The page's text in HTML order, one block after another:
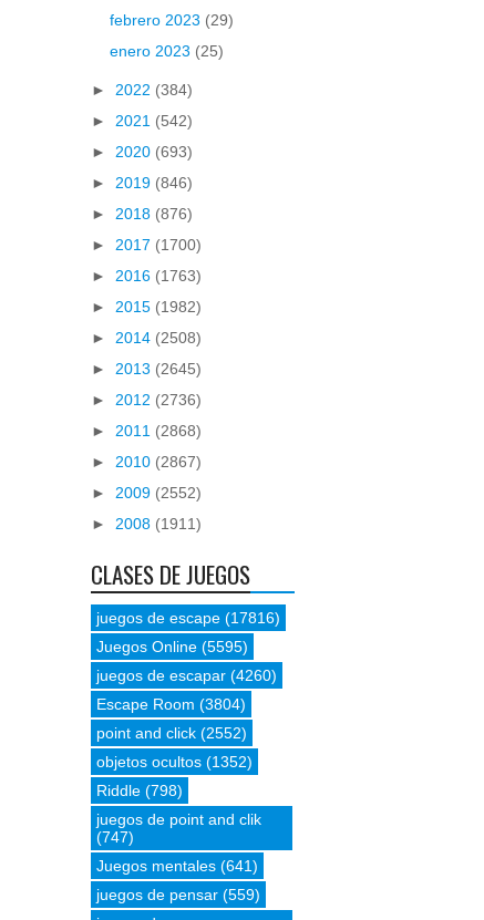
febrero 2023 (29)
enero 2023 (25)
► 2022 (384)
► 2021 (542)
► 2020 (693)
► 2019 (846)
► 2018 (876)
► 2017 (1700)
► 2016 (1763)
► 2015 (1982)
► 2014 (2508)
► 2013 (2645)
► 2012 (2736)
► 2011 (2868)
► 2010 (2867)
► 2009 (2552)
► 2008 (1911)
CLASES DE JUEGOS
juegos de escape (17816)
Juegos Online (5595)
juegos de escapar (4260)
Escape Room (3804)
point and click (2552)
objetos ocultos (1352)
Riddle (798)
juegos de point and clik
(747)
Juegos mentales (641)
juegos de pensar (559)